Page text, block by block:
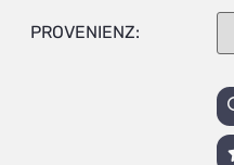
PROVENIENZ: